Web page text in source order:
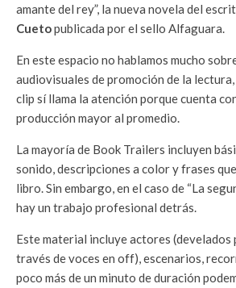
amante del rey”, la nueva novela del
Cuetopublicada por el sello Alfaguara.
En este espacio no hablamos mucho
audiovisuales de promoción de la
clip sí llama la atención porque cuenta
producción mayor al promedio.
La mayoría de Book Trailers incluyen
sonido, descripciones a color y frases
libro. Sin embargo, en el caso de “La
hay un trabajo profesional detrás.
Este material incluye actores (develados
través de voces en off), escenarios,
poco más de un minuto de duración